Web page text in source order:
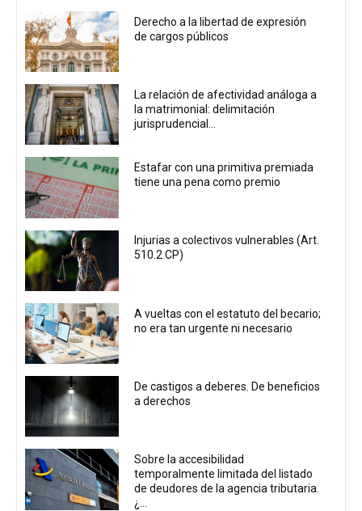
Derecho a la libertad de expresión
de cargos públicos
La relación de afectividad análoga a
la matrimonial: delimitación
jurisprudencial...
Estafar con una primitiva premiada
tiene una pena como premio
Injurias a colectivos vulnerables (Art.
510.2 CP)
A vueltas con el estatuto del becario;
no era tan urgente ni necesario
De castigos a deberes. De beneficios
a derechos
Sobre la accesibilidad
temporalmente limitada del listado
de deudores de la agencia tributaria.
¿...